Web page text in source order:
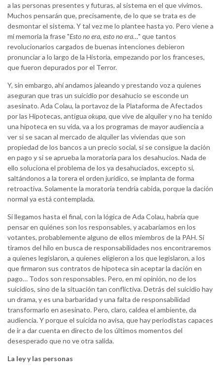
a las personas presentes y futuras, al sistema en el que vivimos.
Muchos pensarán que, precisamente, de lo que se trata es de
desmontar el sistema. Y tal vez me lo plantee hasta yo. Pero viene a
mi memoria la frase "Esto no era, esto no era…" que tantos
revolucionarios cargados de buenas intenciones debieron
pronunciar a lo largo de la Historia, empezando por los franceses,
que fueron depurados por el Terror.
Y, sin embargo, ahí andamos jaleando y prestando voz a quienes
aseguran que tras un suicidio por desahucio se esconde un
asesinato. Ada Colau, la portavoz de la Plataforma de Afectados
por las Hipotecas, antigua okupa, que vive de alquiler y no ha tenido
una hipoteca en su vida, va a los programas de mayor audiencia a
ver si se sacan al mercado de alquiler las viviendas que son
propiedad de los bancos a un precio social, si se consigue la dación
en pago y si se aprueba la moratoria para los desahucios. Nada de
ello soluciona el problema de los ya desahuciados, excepto si,
saltándonos a la torera el orden jurídico, se implanta de forma
retroactiva. Solamente la moratoria tendría cabida, porque la dación
normal ya está contemplada.
Si llegamos hasta el final, con la lógica de Ada Colau, habría que
pensar en quiénes son los responsables, y acabaríamos en los
votantes, probablemente alguno de ellos miembros de la PAH. Si
tiramos del hilo en busca de responsabilidades nos encontraremos
a quienes legislaron, a quienes eligieron a los que legislaron, a los
que firmaron sus contratos de hipoteca sin aceptar la dación en
pago… Todos son responsables. Pero, en mi opinión, no de los
suicidios, sino de la situación tan conflictiva. Detrás del suicidio hay
un drama, y es una barbaridad y una falta de responsabilidad
transformarlo en asesinato. Pero, claro, caldea el ambiente, da
audiencia. Y porque el suicida no avisa, que hay periodistas capaces
de ir a dar cuenta en directo de los últimos momentos del
desesperado que no ve otra salida.
La ley y las personas